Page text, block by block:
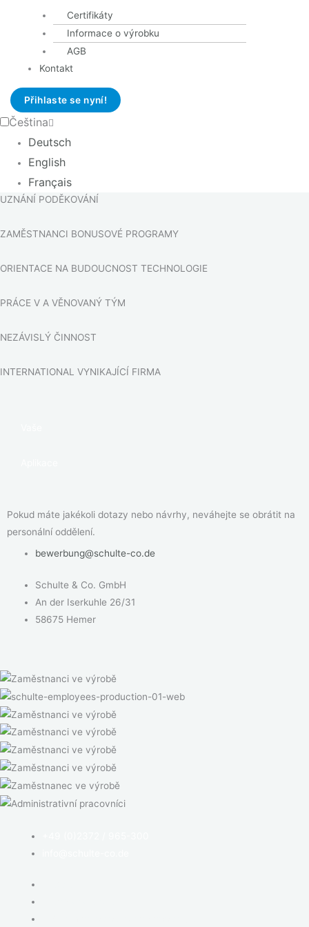
Certifikáty
Informace o výrobku
AGB
Kontakt
Přihlaste se nyní!
Čeština
Deutsch
English
Français
Máte manuální zručnost a technické znalosti
Mezi vaše silné stránky patří prostorová představivost a
logické myšlení.
Projevujete iniciativu, týmového ducha a vysokou ochotu učit
MOŽNOSTI PRO DALŠÍ VZDĚLÁVÁNÍ
FLEXIBILNÍ PRACOVNÍ ČASY
UZNÁNÍ PODĚKOVÁNÍ
ZAMĚSTNANCI BONUSOVÉ PROGRAMY
ORIENTACE NA BUDOUCNOST TECHNOLOGIE
PRÁCE V A VĚNOVANÝ TÝM
NEZÁVISLÝ ČINNOST
INTERNATIONAL VYNIKAJÍCÍ FIRMA
Pokud máte jakékoli dotazy nebo návrhy, neváhejte se obrátit na
personální oddělení.
bewerbung@schulte-co.de
Schulte & Co. GmbH
An der Iserkuhle 26/31
58675 Hemer